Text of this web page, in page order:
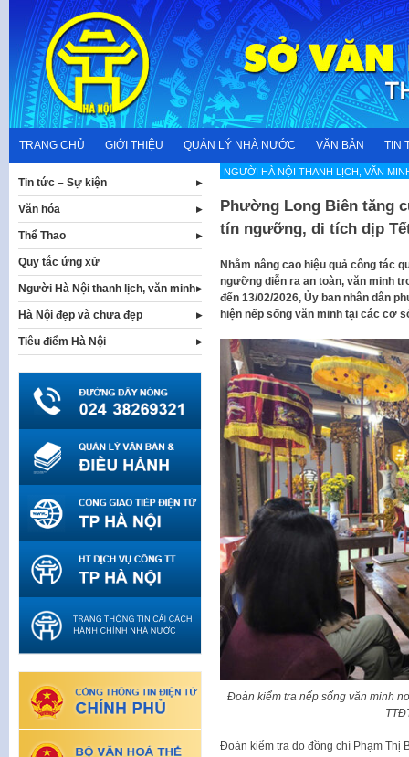
content
TRANG CHỦ GIỚI THIỆU QUẢN LÝ NHÀ NƯỚC VĂN BẢN TIN
NGƯỜI HÀ NỘI THANH LỊCH, VĂN
Phường Long Biên tăng
tín ngưỡng, di tích dịp
Nhằm nâng cao hiệu quả công tác
ngưỡng diễn ra an toàn, văn minh
đến 13/02/2026, Ủy ban nhân dân
hiện nếp sống văn minh tại các cơ
Đoàn kiểm tra nếp sống văn minh
Đoàn kiểm tra do đồng chí Phạm Thị
Tin tức – Sự kiện
Văn hóa
Thể Thao
Quy tắc ứng xử
Người Hà Nội thanh lịch, văn minh
Hà Nội đẹp và chưa đẹp
Tiêu điểm Hà Nội